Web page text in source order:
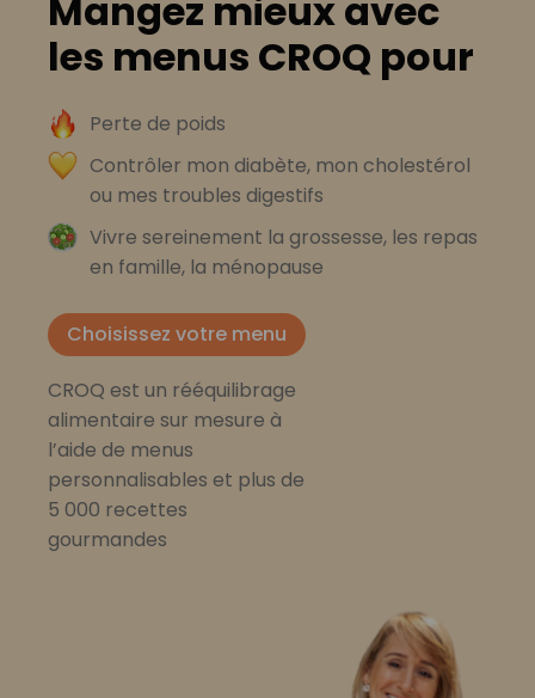
Mangez mieux avec
les menus CROQ pour
Perte de poids
Contrôler mon diabète, mon cholestérol
ou mes troubles digestifs
Vivre sereinement la grossesse, les repas
en famille, la ménopause
Choisissez votre menu
CROQ est un rééquilibrage
alimentaire sur mesure à
l’aide de menus
personnalisables et plus de
5 000 recettes
gourmandes